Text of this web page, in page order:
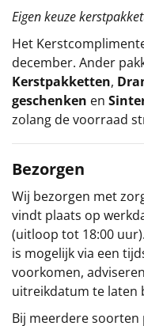
Eigen keuze
Het
december. Ander
Kerstpakketten,
geschenken en
zolang de voorraad
Bezorgen
Wij bezorgen met
vindt plaats op
(uitloop tot 18:00
is mogelijk via een
voorkomen,
uitreikdatum te laten
Bij meerdere soorten